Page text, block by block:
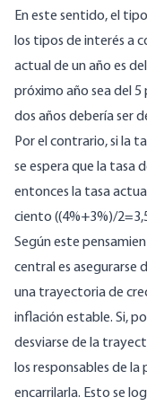
En este sentido, el
los tipos de interés a
actual de un año es
próximo año sea del
dos años debería ser
Por el contrario, si la
se espera que la tasa
entonces la tasa
ciento ((4%+3%)/
Según este
central es asegurarse
una trayectoria de
inflación estable. Si,
desviarse de la
los responsables de
encarrilarla. Esto se